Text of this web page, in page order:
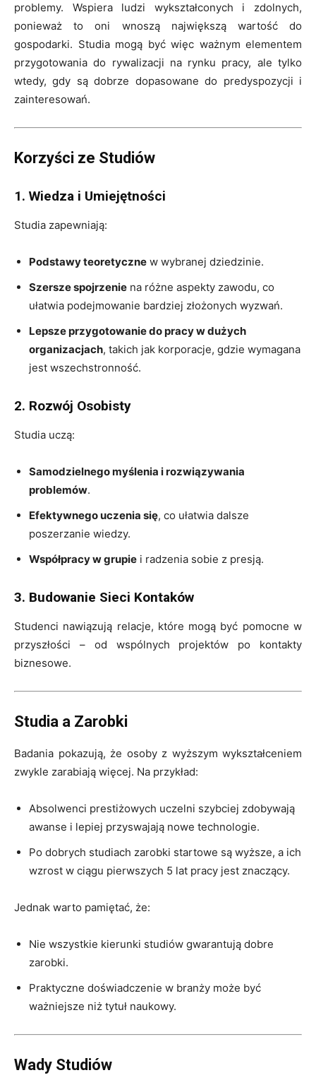
problemy. Wspiera ludzi wykształconych i zdolnych,
ponieważ to oni wnoszą największą wartość do
gospodarki. Studia mogą być więc ważnym elementem
przygotowania do rywalizacji na rynku pracy, ale tylko
wtedy, gdy są dobrze dopasowane do predyspozycji i
zainteresowań.
Korzyści ze Studiów
1. Wiedza i Umiejętności
Studia zapewniają:
Podstawy teoretyczne w wybranej dziedzinie.
Szersze spojrzenie na różne aspekty zawodu, co
ułatwia podejmowanie bardziej złożonych wyzwań.
Lepsze przygotowanie do pracy w dużych
organizacjach, takich jak korporacje, gdzie wymagana
jest wszechstronność.
2. Rozwój Osobisty
Studia uczą:
Samodzielnego myślenia i rozwiązywania
problemów.
Efektywnego uczenia się, co ułatwia dalsze
poszerzanie wiedzy.
Współpracy w grupie i radzenia sobie z presją.
3. Budowanie Sieci Kontaków
Studenci nawiązują relacje, które mogą być pomocne w
przyszłości – od wspólnych projektów po kontakty
biznesowe.
Studia a Zarobki
Badania pokazują, że osoby z wyższym wykształceniem
zwykle zarabiają więcej. Na przykład:
Absolwenci prestiżowych uczelni szybciej zdobywają
awanse i lepiej przyswajają nowe technologie.
Po dobrych studiach zarobki startowe są wyższe, a ich
wzrost w ciągu pierwszych 5 lat pracy jest znaczący.
Jednak warto pamiętać, że:
Nie wszystkie kierunki studiów gwarantują dobre
zarobki.
Praktyczne doświadczenie w branży może być
ważniejsze niż tytuł naukowy.
Wady Studiów